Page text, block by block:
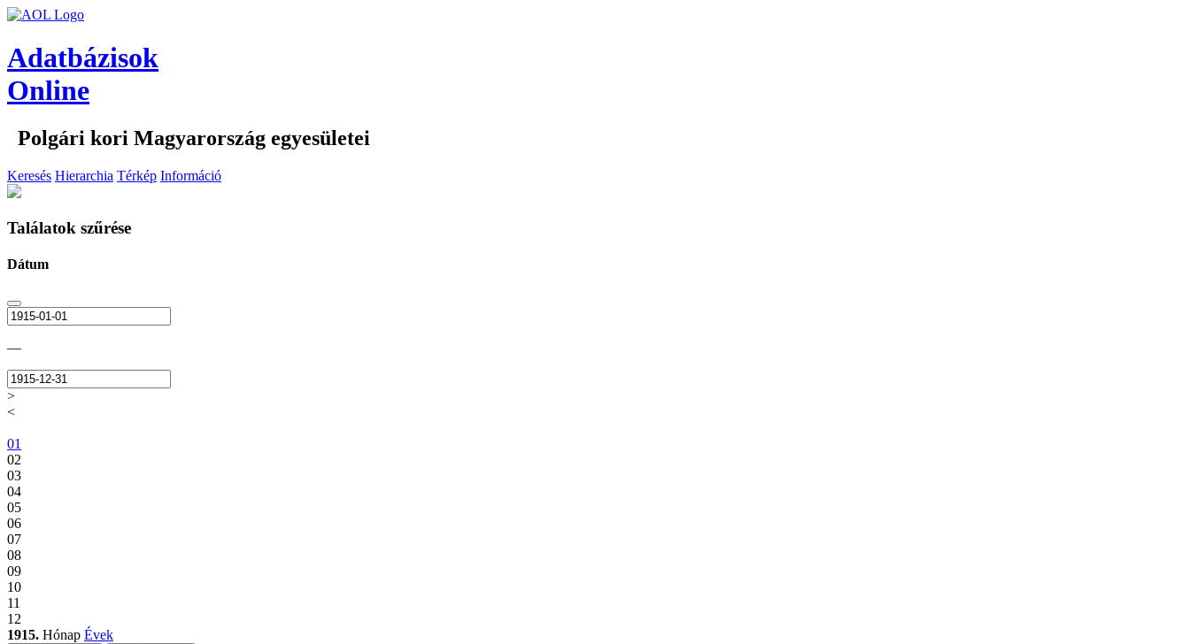
Adatbázisok
Online
Polgári kori Magyarország egyesületei
Keresés Hierarchia Térkép Információ
Találatok szűrése
Dátum
—
>
<
01
02
03
04
05
06
07
08
09
10
11
12
1915. Hónap Évek